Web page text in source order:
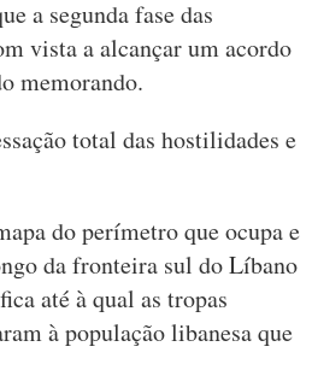
a segunda fase das
vista a alcançar um acordo
memorando.
total das hostilidades e
do perímetro que ocupa e
da fronteira sul do Líbano
até à qual as tropas
à população libanesa que